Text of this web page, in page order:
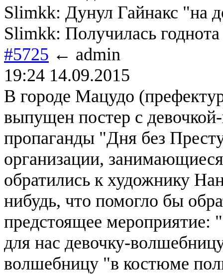
Slimkk: Дунул Гайнакс "на
Slimkk: Получилась годнота
#5725 ← admin
19:24 14.09.2015
В городе Мацудо
выпущен постер с
пропаганды "Дня без
организации,
обратились к художнику
нибудь, что помогло бы
предстоящее мероприятие:
для нас девочку-
волшебницу "в костюме